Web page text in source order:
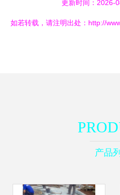
更新时间：2026-
如若转载，请注明出处：http://
产品